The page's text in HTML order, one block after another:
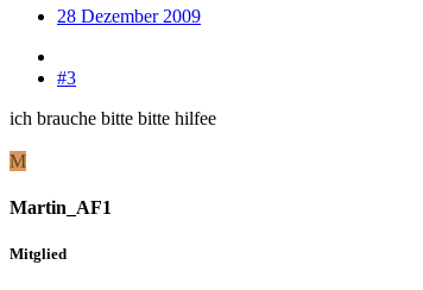
28 Dezember 2009
#3
ich brauche bitte bitte hilfee
M
Martin_AF1
Mitglied